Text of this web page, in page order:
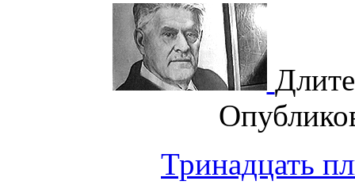
Тринадцать